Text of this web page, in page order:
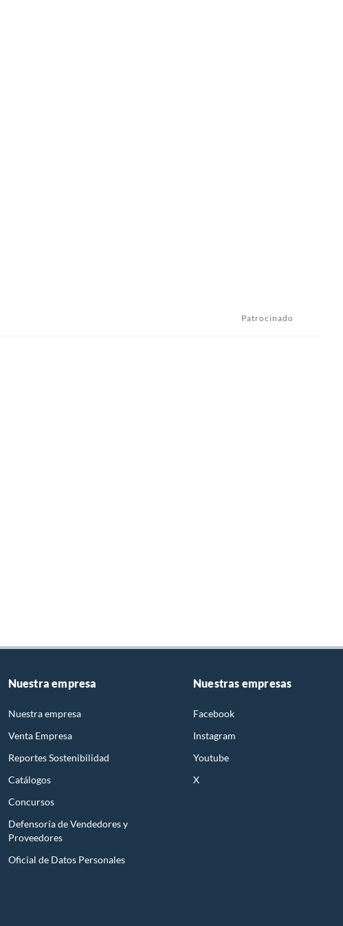
Patrocinado
Nuestra empresa
Nuestra empresa
Venta Empresa
Reportes Sostenibilidad
Catálogos
Concursos
Defensoría de Vendedores y
Proveedores
Oficial de Datos Personales
Nuestras empresas
Facebook
Instagram
Youtube
X